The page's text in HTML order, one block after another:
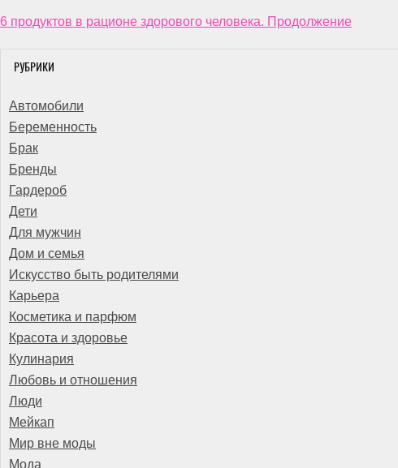
6 продуктов в рационе здорового человека. Продолжение
РУБРИКИ
Автомобили
Беременность
Брак
Бренды
Гардероб
Дети
Для мужчин
Дом и семья
Искусство быть родителями
Карьера
Косметика и парфюм
Красота и здоровье
Кулинария
Любовь и отношения
Люди
Мейкап
Мир вне моды
Мода